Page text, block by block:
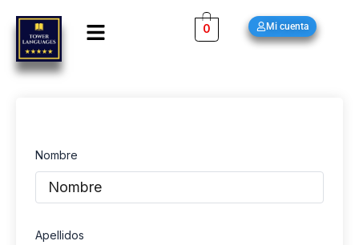
contenido
Menú 0 Mi cuenta
Nombre
Apellidos